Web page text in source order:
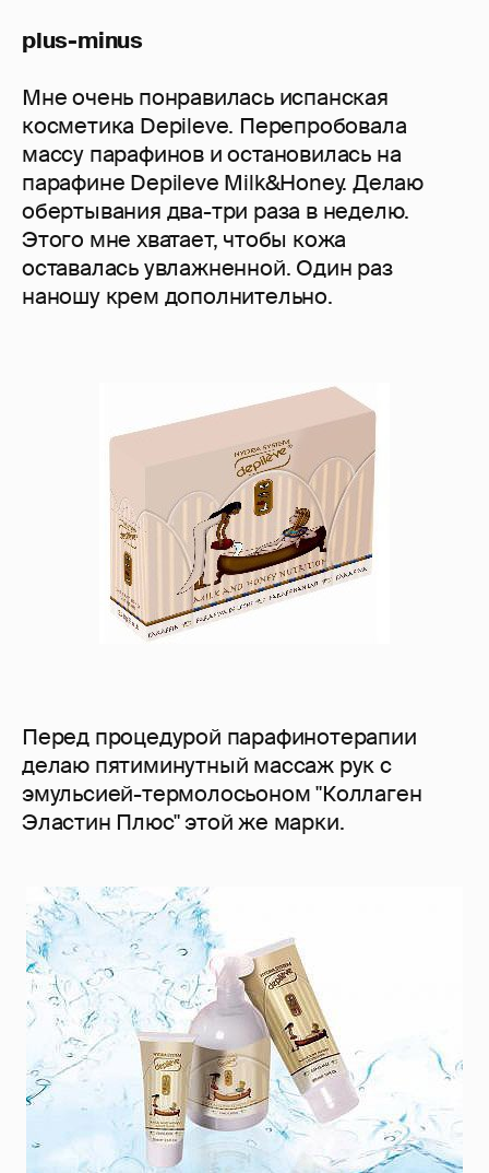
plus-minus
Мне очень понравилась испанская
косметика Depileve. Перепробовала
массу парафинов и остановилась на
парафине Depileve Milk&Honey. Делаю
обертывания два-три раза в неделю.
Этого мне хватает, чтобы кожа
оставалась увлажненной. Один раз
наношу крем дополнительно.
Перед процедурой парафинотерапии
делаю пятиминутный массаж рук с
эмульсией-термолосьоном "Коллаген
Эластин Плюс" этой же марки.